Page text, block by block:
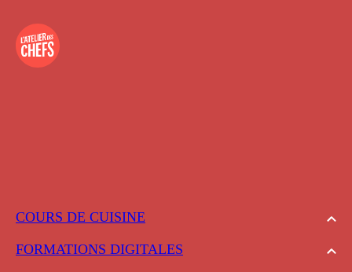
COURS DE CUISINE
FORMATIONS DIGITALES